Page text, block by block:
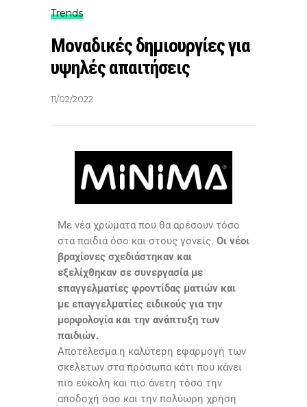
Trends
Μοναδικές δημιουργίες για
υψηλές απαιτήσεις
11/02/2022
Με νέα χρώματα που θα αρέσουν τόσο
στα παιδιά όσο και στους γονείς. Οι νέοι
βραχίονες σχεδιάστηκαν και
εξελίχθηκαν σε συνεργασία με
επαγγελματίες φροντίδας ματιών και
με επαγγελματίες ειδικούς για την
μορφολογία και την ανάπτυξη των
παιδιών.
Αποτέλεσμα η καλύτερη εφαρμογή των
σκελετων στα πρόσωπα κάτι που κάνει
πιο εύκολη και πιο άνετη τόσο την
αποδοχή όσο και την πολύωρη χρήση